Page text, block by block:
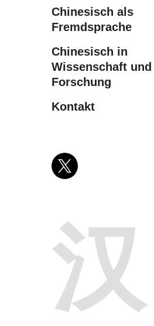
Chinesisch als
Fremdsprache
Chinesisch in
Wissenschaft und
Forschung
Kontakt
汉